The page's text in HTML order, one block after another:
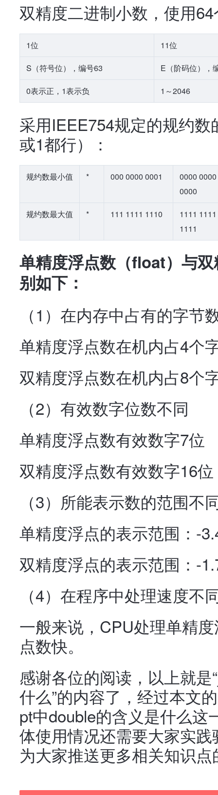
双精度二进制小数，使用
1位 11位
S（符号位），编号63 E（阶码位），
0表示正，1表示负 1～2046
采用IEEE754规定的规约
或1都行）：
规约数最小值 * 000 0000 0001
0000
0000
规约数最大值 * 111 1111 1110
1111
1111
单精度浮点数（float）与
别如下：
（1）在内存中占有的字节
单精度浮点数在机内占4个
双精度浮点数在机内占8个
（2）有效数字位数不同
单精度浮点数有效数字7位
双精度浮点数有效数字16位
（3）所能表示数的范围不
单精度浮点的表示范围：-
双精度浮点的表示范围：-
（4）在程序中处理速度不
一般来说，CPU处理单精
点数快。
感谢各位的阅读，以上就
什么”的内容了，经过本文
pt中double的含义是什么
体使用情况还需要大家实
为大家推送更多相关知识